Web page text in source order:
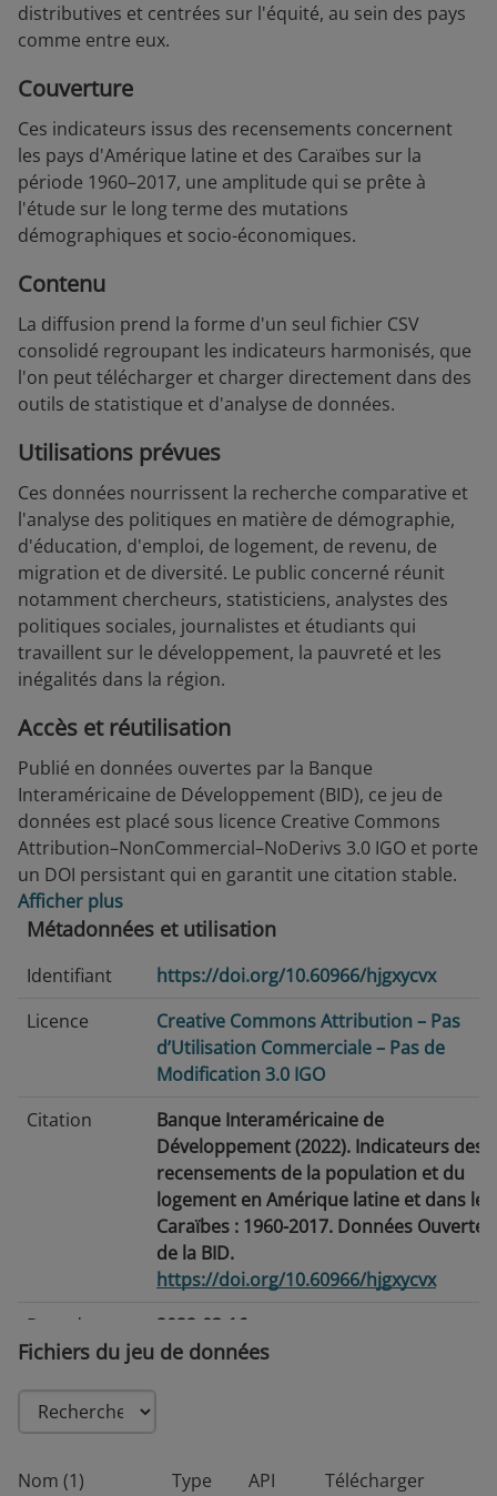
distributives et centrées sur l'équité, au sein des pays
comme entre eux.
Couverture
Ces indicateurs issus des recensements concernent
les pays d'Amérique latine et des Caraïbes sur la
période 1960–2017, une amplitude qui se prête à
l'étude sur le long terme des mutations
démographiques et socio-économiques.
Contenu
La diffusion prend la forme d'un seul fichier CSV
consolidé regroupant les indicateurs harmonisés, que
l'on peut télécharger et charger directement dans des
outils de statistique et d'analyse de données.
Utilisations prévues
Ces données nourrissent la recherche comparative et
l'analyse des politiques en matière de démographie,
d'éducation, d'emploi, de logement, de revenu, de
migration et de diversité. Le public concerné réunit
notamment chercheurs, statisticiens, analystes des
politiques sociales, journalistes et étudiants qui
travaillent sur le développement, la pauvreté et les
inégalités dans la région.
Accès et réutilisation
Publié en données ouvertes par la Banque
Interaméricaine de Développement (BID), ce jeu de
données est placé sous licence Creative Commons
Attribution–NonCommercial–NoDerivs 3.0 IGO et porte
un DOI persistant qui en garantit une citation stable.
Afficher plus
Métadonnées et utilisation
Identifiant
https://doi.org/10.60966/hjgxycvx
Licence
Creative Commons Attribution – Pas
d’Utilisation Commerciale – Pas de
Modification 3.0 IGO
Citation
Banque Interaméricaine de
Développement (2022). Indicateurs des
recensements de la population et du
logement en Amérique latine et dans les
Caraïbes : 1960-2017. Données Ouvertes
de la BID.
https://doi.org/10.60966/hjgxycvx
Date de
publication
2022-03-16
Date de
modification
Balises/Mots-
Développement · Éducation · Emploi ·
Fichiers du jeu de données
Nom (1) Type API Télécharger